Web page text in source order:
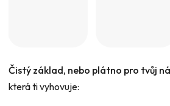
Čistý základ, nebo plátno pro tvůj
která ti vyhovuje: